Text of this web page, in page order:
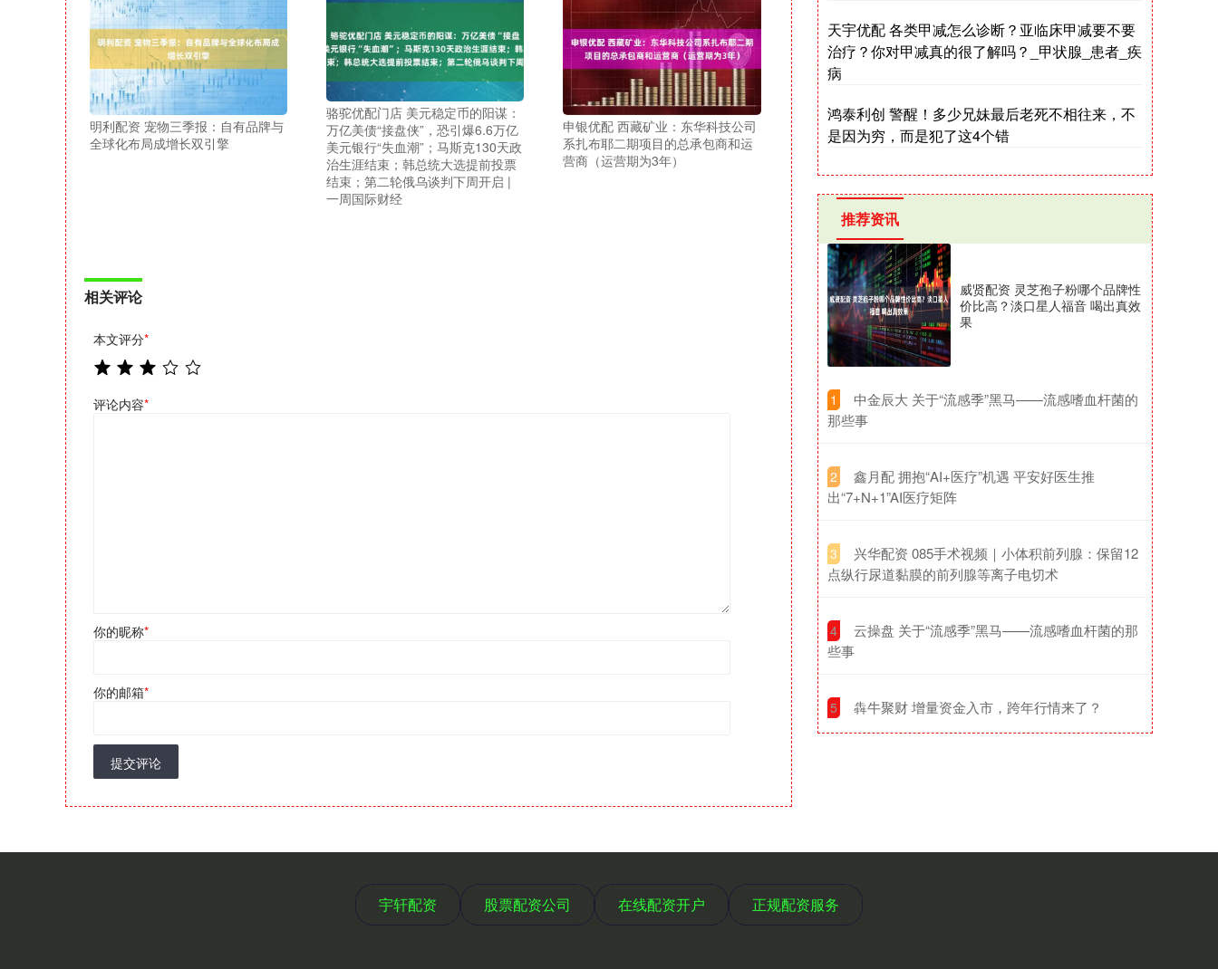
明利配资 宠物三季报：自有品牌与
全球化布局成增长双引擎
骆驼优配门店 美元稳定币的阳谋：
万亿美债“接盘侠”，恐引爆6.6万亿
美元银行“失血潮”；马斯克130天政
治生涯结束；韩总统大选提前投票
结束；第二轮俄乌谈判下周开启 |
一周国际财经
申银优配 西藏矿业：东华科技公司
系扎布耶二期项目的总承包商和运
营商（运营期为3年）
相关评论
本文评分*
评论内容*
你的昵称*
你的邮箱*
提交评论
天宇优配 各类甲减怎么诊断？亚临床甲减要不要
治疗？你对甲减真的很了解吗？_甲状腺_患者_疾
病
鸿泰利创 警醒！多少兄妹最后老死不相往来，不
是因为穷，而是犯了这4个错
推荐资讯
威贤配资 灵芝孢子粉哪个品牌性
价比高？淡口星人福音 喝出真效
果
1
​中金辰大 关于“流感季”黑马——流感嗜血杆菌的
那些事
2
​鑫月配 拥抱“AI+医疗”机遇 平安好医生推
出“7+N+1”AI医疗矩阵
3
​兴华配资 085手术视频｜小体积前列腺：保留12
点纵行尿道黏膜的前列腺等离子电切术
4
​云操盘 关于“流感季”黑马——流感嗜血杆菌的那
些事
5 ​犇牛聚财 增量资金入市，跨年行情来了？
宇轩配资 股票配资公司 在线配资开户 正规配资服务